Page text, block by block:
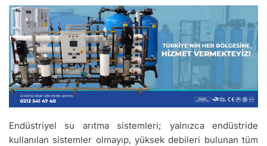
Endüstriyel su arıtma sistemleri; yalnızca endüstride
kullanılan sistemler olmayıp, yüksek debileri bulunan tüm